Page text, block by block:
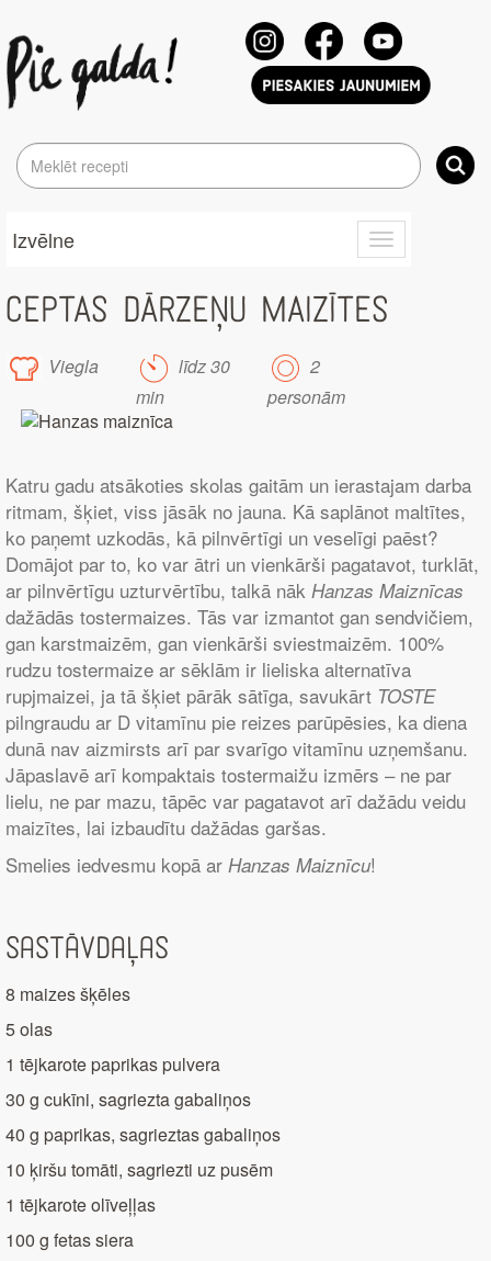
Toggle
navigation
Izvēlne
CEPTAS DĀRZEŅU MAIZĪTES
Viegla
līdz 30
min
2
personām
Katru gadu atsākoties skolas gaitām un ierastajam darba
ritmam, šķiet, viss jāsāk no jauna. Kā saplānot maltītes,
ko paņemt uzkodās, kā pilnvērtīgi un veselīgi paēst?
Domājot par to, ko var ātri un vienkārši pagatavot, turklāt,
ar pilnvērtīgu uzturvērtību, talkā nāk Hanzas Maiznīcas
dažādās tostermaizes. Tās var izmantot gan sendvičiem,
gan karstmaizēm, gan vienkārši sviestmaizēm. 100%
rudzu tostermaize ar sēklām ir lieliska alternatīva
rupjmaizei, ja tā šķiet pārāk sātīga, savukārt TOSTE
pilngraudu ar D vitamīnu pie reizes parūpēsies, ka diena
dunā nav aizmirsts arī par svarīgo vitamīnu uzņemšanu.
Jāpaslavē arī kompaktais tostermaižu izmērs – ne par
lielu, ne par mazu, tāpēc var pagatavot arī dažādu veidu
maizītes, lai izbaudītu dažādas garšas.
Smelies iedvesmu kopā ar Hanzas Maiznīcu!
Sastāvdaļas
8 maizes šķēles
5 olas
1 tējkarote paprikas pulvera
30 g cukīni, sagriezta gabaliņos
40 g paprikas, sagrieztas gabaliņos
10 ķiršu tomāti, sagriezti uz pusēm
1 tējkarote olīveļļas
100 g fetas siera